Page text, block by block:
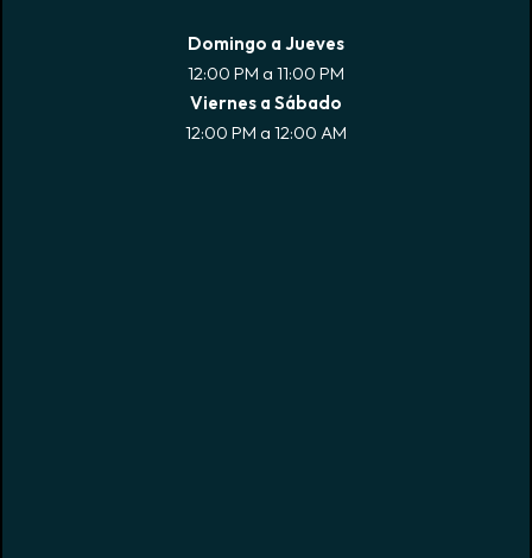
Domingo a Jueves
12:00 PM a 11:00 PM
Viernes a Sábado
12:00 PM a 12:00 AM